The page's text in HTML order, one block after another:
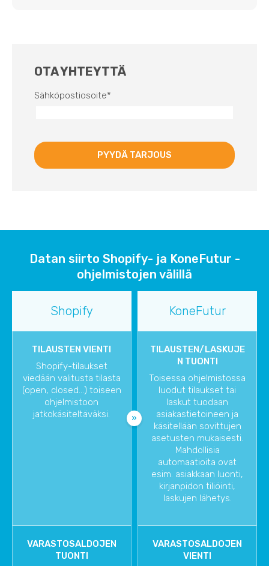
OTA YHTEYTTÄ
Sähköpostiosoite*
Datan siirto Shopify- ja KoneFutur -
ohjelmistojen välillä
Shopify KoneFutur
TILAUSTEN VIENTI
Shopify-tilaukset
viedään valitusta tilasta
(open, closed...) toiseen
ohjelmistoon
jatkokäsiteltäväksi.
TILAUSTEN/LASKUJE
N TUONTI
Toisessa ohjelmistossa
luodut tilaukset tai
laskut tuodaan
asiakastietoineen ja
käsitellään sovittujen
asetusten mukaisesti.
Mahdollisia
automaatioita ovat
esim. asiakkaan luonti,
kirjanpidon tiliöinti,
laskujen lähetys.
VARASTOSALDOJEN
TUONTI
VARASTOSALDOJEN
VIENTI